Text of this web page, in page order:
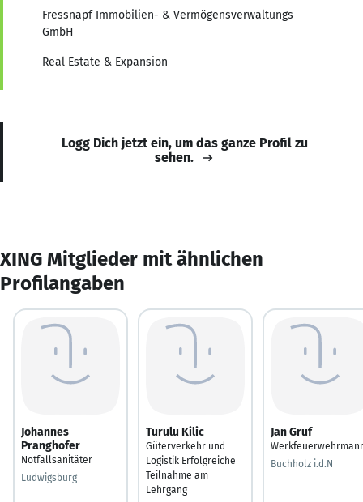
Fressnapf Immobilien- & Vermögensverwaltungs
GmbH
Real Estate & Expansion
Logg Dich jetzt ein, um das ganze Profil zu
sehen.
XING Mitglieder mit ähnlichen
Profilangaben
Johannes
Pranghofer
Notfallsanitäter
Ludwigsburg
Turulu Kilic
Güterverkehr und
Logistik Erfolgreiche
Teilnahme am
Lehrgang
Jan Gruf
Buchholz i.d.N